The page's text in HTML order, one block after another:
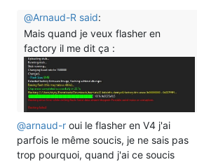
auto du mode TIC + la dernière version
du FW je n'ai plus de soucis ni sur
Denky D4 ni Sur le Winky (les 2 en v15.2
beta 9)
@Arnaud-R said:
Mais quand je veux flasher en
factory il me dit ça :
@arnaud-r oui le flasher en V4 j'ai
parfois le même soucis, je ne sais pas
trop pourquoi, quand j'ai ce soucis